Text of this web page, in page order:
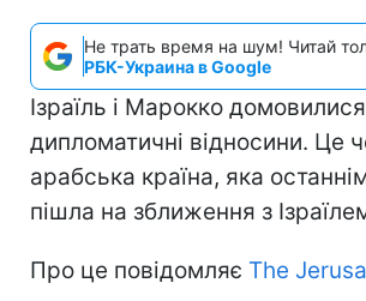
Не трать время на шум! Читай
РБК-Украина в Google
Ізраїль і Марокко
дипломатичні відносини. Це
арабська країна, яка
пішла на зближення з
Про це повідомляє The